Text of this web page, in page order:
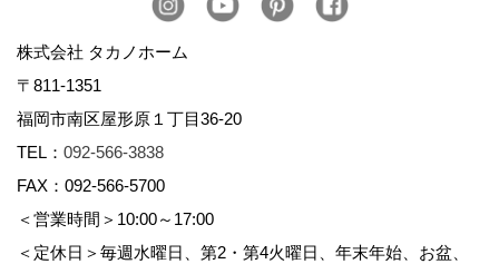
株式会社 タカノホーム
〒811-1351
福岡市南区屋形原１丁目36-20
TEL： 092-566-3838
FAX：092-566-5700
＜営業時間＞10:00～17:00
＜定休日＞毎週水曜日、第2・第4火曜日、年末年始、お盆、